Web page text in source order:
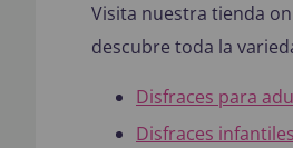
Visita nuestra tienda
descubre toda la
Disfraces para
Disfraces infantiles